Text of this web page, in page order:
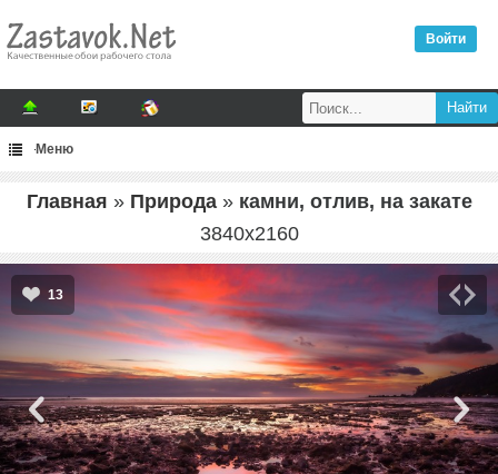
Войти
Меню
Главная » Природа» камни, отлив, на закате
3840x2160
13